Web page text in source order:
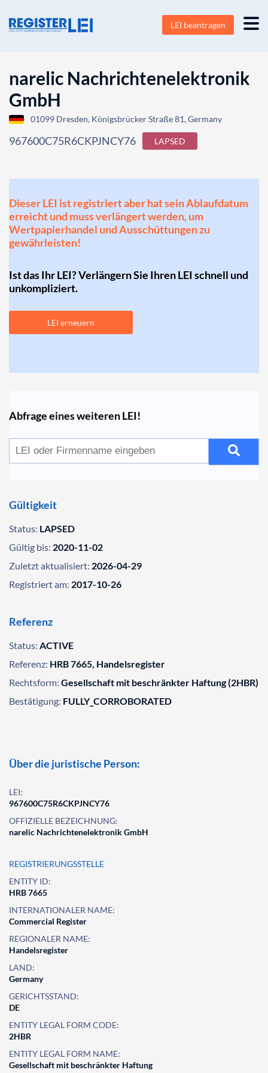
LEI beantragen
narelic Nachrichtenelektronik
GmbH
01099 Dresden, Königsbrücker Straße 81, Germany
967600C75R6CKPJNCY76 LAPSED
Dieser LEI ist registriert aber hat sein Ablaufdatum
erreicht und muss verlängert werden, um
Wertpapierhandel und Ausschüttungen zu
gewährleisten!
Ist das Ihr LEI? Verlängern Sie Ihren LEI schnell und
unkompliziert.
LEI erneuern
Abfrage eines weiteren LEI!
Gültigkeit
Status: LAPSED
Gültig bis: 2020-11-02
Zuletzt aktualisiert: 2026-04-29
Registriert am: 2017-10-26
Referenz
Status: ACTIVE
Referenz: HRB 7665, Handelsregister
Rechtsform: Gesellschaft mit beschränkter Haftung (2HBR)
Bestätigung: FULLY_CORROBORATED
Über die juristische Person:
LEI:
967600C75R6CKPJNCY76
OFFIZIELLE BEZEICHNUNG:
narelic Nachrichtenelektronik GmbH
REGISTRIERUNGSSTELLE
ENTITY ID:
HRB 7665
INTERNATIONALER NAME:
Commercial Register
REGIONALER NAME:
Handelsregister
LAND:
Germany
GERICHTSSTAND:
DE
ENTITY LEGAL FORM CODE:
2HBR
ENTITY LEGAL FORM NAME:
Gesellschaft mit beschränkter Haftung